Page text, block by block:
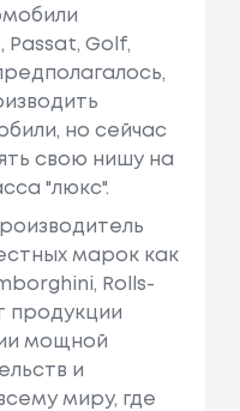
Passat, Golf,
но сейчас
свою нишу на
"люкс".
марок как
Rolls-
продукции
мощной
и
миру, где